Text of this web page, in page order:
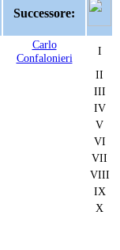
Successore:
Carlo
Confalonieri
I
II
III
IV
V
VI
VII
VIII
IX
X